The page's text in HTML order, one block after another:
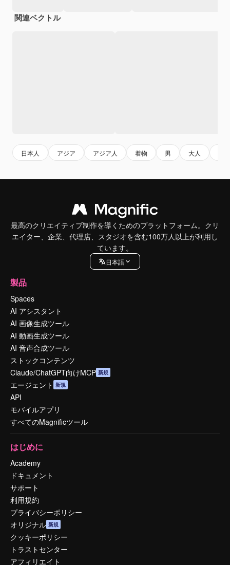
関連ベクトル
日本人 アジア アジア人 着物 男 大人
最高のクリエイティブ制作を導くためのプラットフォーム。クリ
エイター、企業、代理店、スタジオを含む100万人以上が利用し
ています。
日本語
製品
Spaces
AI アシスタント
AI 画像生成ツール
AI 動画生成ツール
AI 音声合成ツール
ストックコンテンツ
Claude/ChatGPT向けMCP 新規
エージェント 新規
API
モバイルアプリ
すべてのMagnificツール
はじめに
Academy
ドキュメント
サポート
利用規約
プライバシーポリシー
オリジナル 新規
クッキーポリシー
トラストセンター
アフィリエイト